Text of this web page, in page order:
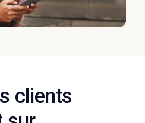
clients